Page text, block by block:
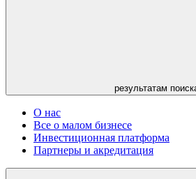
результатам
О нас
Все о малом бизнесе
Инвестиционная платформа
Партнеры и акредитация